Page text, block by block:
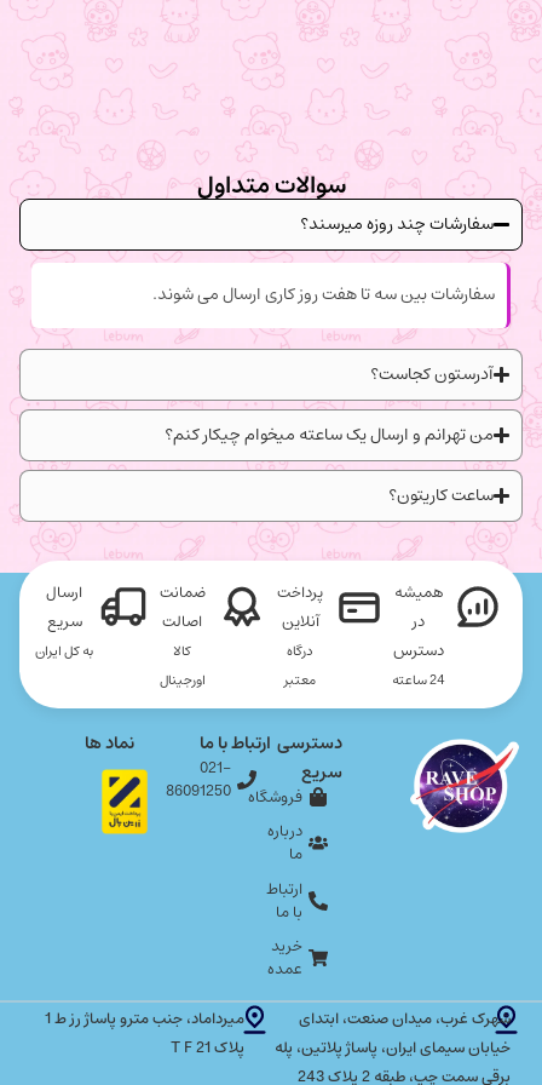
سوالات متداول
سفارشات چند روزه میرسند؟
سفارشات بین سه تا هفت روز کاری ارسال می شوند.
آدرستون کجاست؟
من تهرانم و ارسال یک ساعته میخوام چیکار کنم؟
ساعت کاریتون؟
همیشه
در
دسترس
24 ساعته
پرداخت
آنلاین
درگاه
معتبر
ضمانت
اصالت
کالا
اورجینال
ارسال
سریع
به کل ایران
شهرک غرب، میدان صنعت، ابتدای
خیابان سیمای ایران، پاساژ پلاتین، پله
برقی سمت چپ، طبقه 2 پلاک 243
میرداماد، جنب مترو پاساژ رز ط 1
پلاک T F 21
دسترسی
سریع
فروشگاه
درباره
ما
ارتباط
با ما
خرید
عمده
ارتباط با ما
021-
86091250
نماد ها